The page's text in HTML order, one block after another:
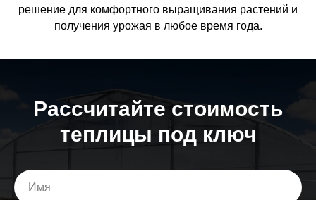
решение для комфортного выращивания растений и
получения урожая в любое время года.
Расcчитайте стоимость
теплицы под ключ